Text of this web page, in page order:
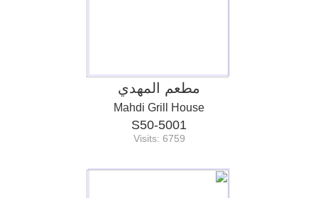
مطعم المهدي
Mahdi Grill House
S50-5001
Visits: 6759